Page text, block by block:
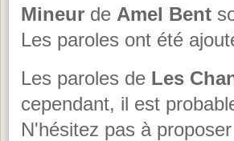
Mineur de Amel Bent
Les paroles ont été
Les paroles de Les
cependant, il est
N'hésitez pas à